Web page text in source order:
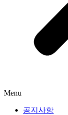
Menu
공지사항